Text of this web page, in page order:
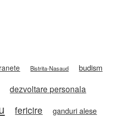
Bistrita-Nasaud budism
dezvoltare personala
fericire ganduri alese